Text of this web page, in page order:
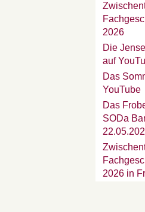
2026
Die
auf
Das
YouTube
Das
SODa
2026 in